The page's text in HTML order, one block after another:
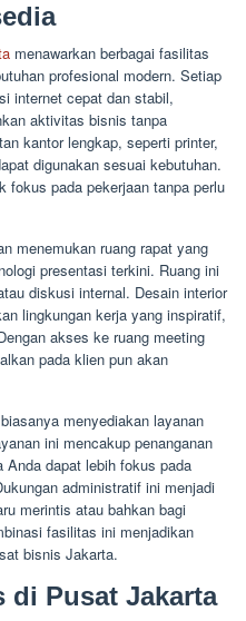
menawarkan berbagai fasilitas
profesional modern. Setiap
internet cepat dan stabil,
aktivitas bisnis tanpa
kantor lengkap, seperti printer,
digunakan sesuai kebutuhan.
fokus pada pekerjaan tanpa perlu
menemukan ruang rapat yang
presentasi terkini. Ruang ini
diskusi internal. Desain interior
lingkungan kerja yang inspiratif,
akses ke ruang meeting
pada klien pun akan
menyediakan layanan
ini mencakup penanganan
Anda dapat lebih fokus pada
administratif ini menjadi
merintis atau bahkan bagi
fasilitas ini menjadikan
bisnis Jakarta.
Pusat Jakarta